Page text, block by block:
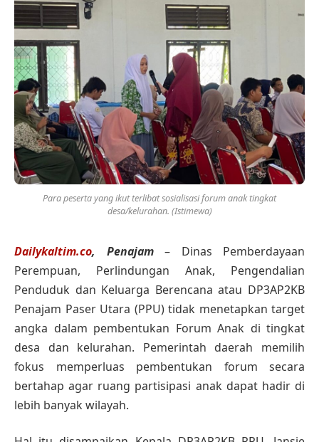
Para peserta yang ikut terlibat sosialisasi forum anak tingkat
desa/kelurahan. (Istimewa)
Dailykaltim.co, Penajam– Dinas Pemberdayaan
Perempuan, Perlindungan Anak, Pengendalian
Penduduk dan Keluarga Berencana atau DP3AP2KB
Penajam Paser Utara (PPU) tidak menetapkan target
angka dalam pembentukan Forum Anak di tingkat
desa dan kelurahan. Pemerintah daerah memilih
fokus memperluas pembentukan forum secara
bertahap agar ruang partisipasi anak dapat hadir di
lebih banyak wilayah.